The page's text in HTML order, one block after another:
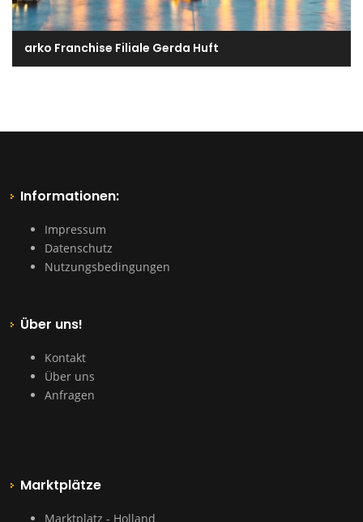
arko Franchise Filiale Gerda Huft
Informationen:
Impressum
Datenschutz
Nutzungsbedingungen
Über uns!
Kontakt
Über uns
Anfragen
Marktplätze
Marktplatz - Holland